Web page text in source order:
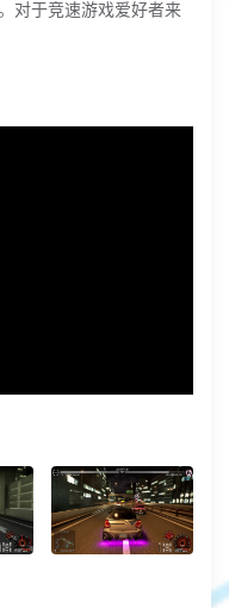
对于竞速游戏爱好者来